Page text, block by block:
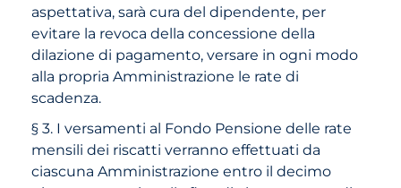
aspettativa, sarà cura del dipendente, per
evitare la revoca della concessione della
dilazione di pagamento, versare in ogni modo
alla propria Amministrazione le rate di
scadenza.
§ 3. I versamenti al Fondo Pensione delle rate
mensili dei riscatti verranno effettuati da
ciascuna Amministrazione entro il decimo